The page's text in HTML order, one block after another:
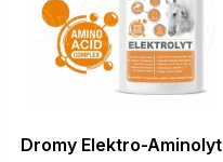
Dromy Elektro-Aminolyt